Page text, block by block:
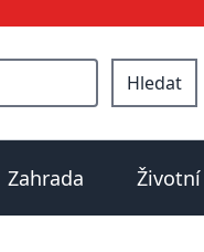
Hledat
Zahrada